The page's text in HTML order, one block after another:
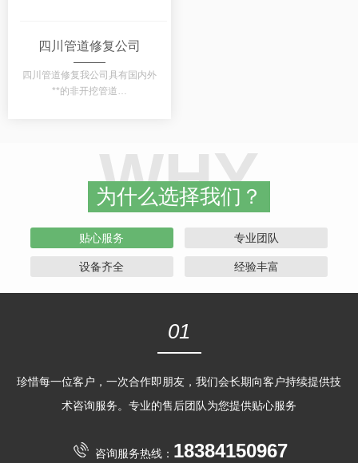
四川管道修复公司
四川管道修复我公司具有国内外
**的非开挖管道…
WHY
为什么选择我们？
贴心服务 专业团队
设备齐全 经验丰富
01
珍惜每一位客户，一次合作即朋友，我们会长期向客户持续提供技
术咨询服务。专业的售后团队为您提供贴心服务
咨询服务热线： 18384150967